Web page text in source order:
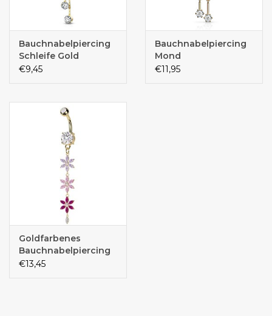
Bauchnabelpiercing
Schleife Gold
€9,45
Bauchnabelpiercing
Mond
€11,95
Goldfarbenes
Bauchnabelpiercing
mit Blumen-
€13,45